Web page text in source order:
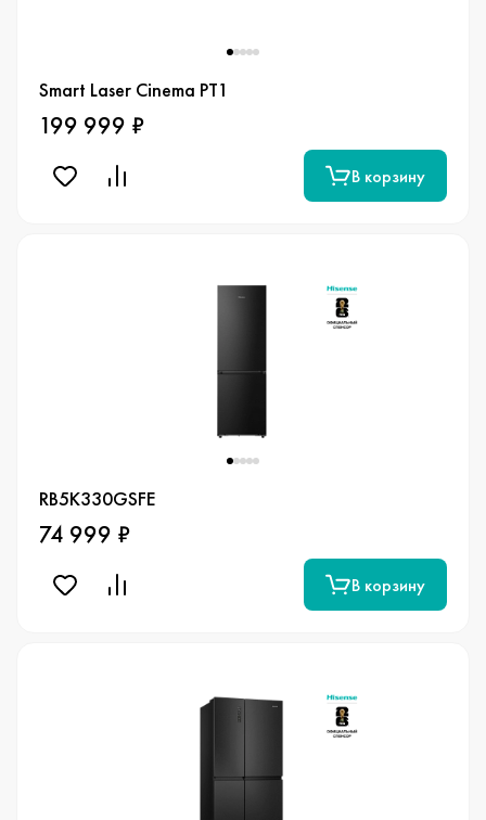
Smart Laser Cinema PT1
199 999 ₽
В корзину
RB5K330GSFE
74 999 ₽
В корзину